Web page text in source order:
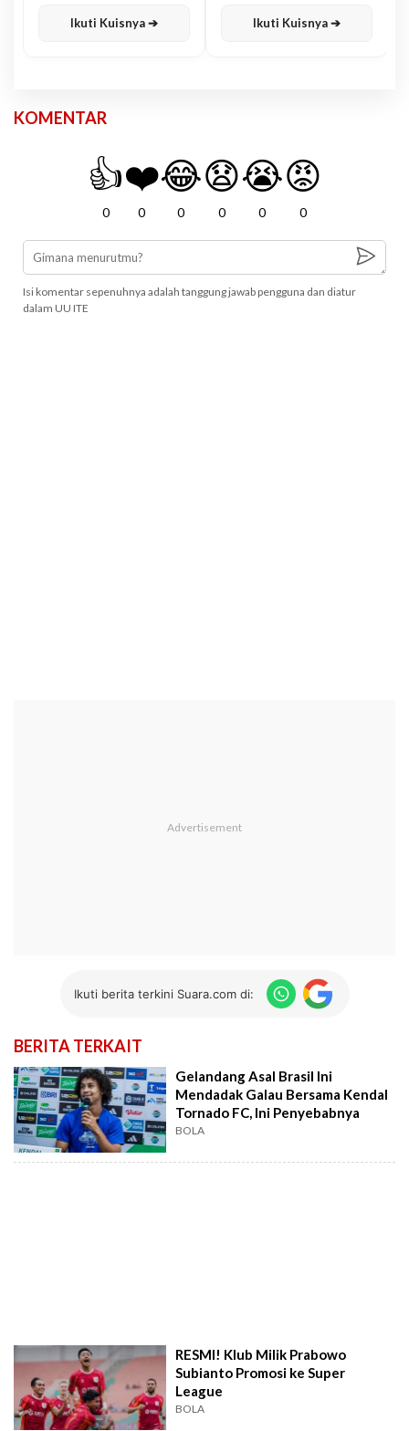
Ikuti Kuisnya ➔ Ikuti Kuisnya ➔
KOMENTAR
👍
0
❤️
0
😂
0
😧
0
😭
0
😡
0
Isi komentar sepenuhnya adalah tanggung jawab pengguna dan diatur
dalam UU ITE
Ikuti berita terkini Suara.com di:
BERITA TERKAIT
Gelandang Asal Brasil Ini
Mendadak Galau Bersama Kendal
Tornado FC, Ini Penyebabnya
BOLA
RESMI! Klub Milik Prabowo
Subianto Promosi ke Super
League
BOLA